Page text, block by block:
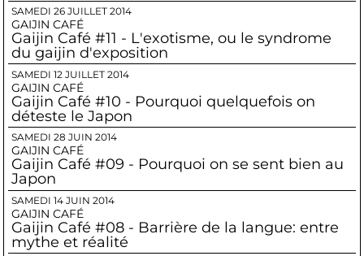
SAMEDI 26 JUILLET 2014
GAIJIN CAFÉ
Gaijin Café #11 - L'exotisme, ou le syndrome
du gaijin d'exposition
SAMEDI 12 JUILLET 2014
GAIJIN CAFÉ
Gaijin Café #10 - Pourquoi quelquefois on
déteste le Japon
SAMEDI 28 JUIN 2014
GAIJIN CAFÉ
Gaijin Café #09 - Pourquoi on se sent bien au
Japon
SAMEDI 14 JUIN 2014
GAIJIN CAFÉ
Gaijin Café #08 - Barrière de la langue: entre
mythe et réalité